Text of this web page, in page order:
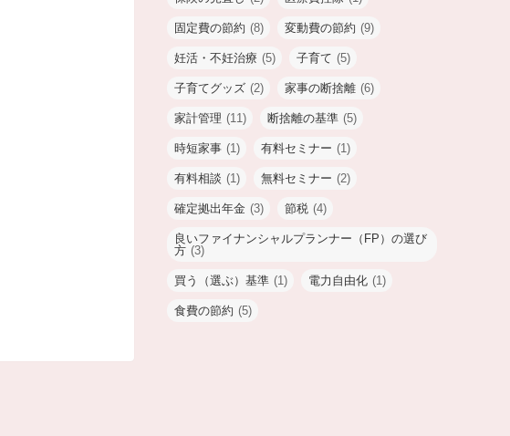
固定費の節約 (8) 変動費の節約 (9)
妊活・不妊治療 (5) 子育て (5)
子育てグッズ (2) 家事の断捨離 (6)
家計管理 (11) 断捨離の基準 (5)
時短家事 (1) 有料セミナー (1)
有料相談 (1) 無料セミナー (2)
確定拠出年金 (3) 節税 (4)
良いファイナンシャルプランナー（FP）の選び
方 (3)
買う（選ぶ）基準 (1) 電力自由化 (1)
食費の節約 (5)